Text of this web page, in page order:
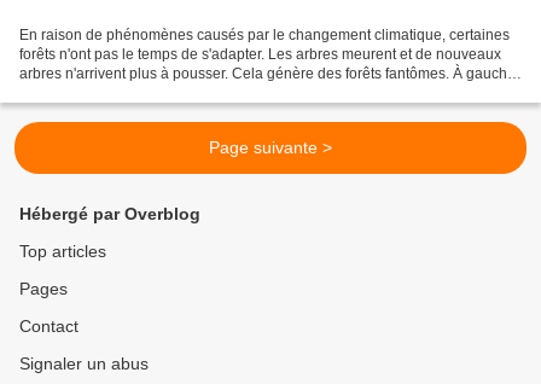
En raison de phénomènes causés par le changement climatique, certaines
forêts n'ont pas le temps de s'adapter. Les arbres meurent et de nouveaux
arbres n'arrivent plus à pousser. Cela génère des forêts fantômes. À gauche
Page suivante >
Hébergé par Overblog
Top articles
Pages
Contact
Signaler un abus